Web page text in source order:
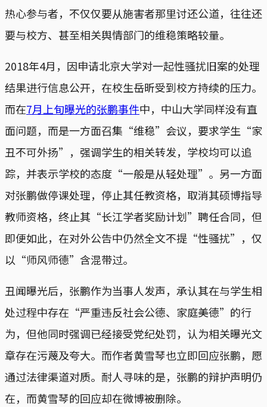
热心参与者，不仅仅要从施害者那里讨还公道，往往还
要与校方、甚至相关舆情部门的维稳策略较量。
2018年4月，因申请北京大学对一起性骚扰旧案的处理
结果进行信息公开，在校生岳昕受到校方持续的压力。
而在7月上旬曝光的张鹏事件中，中山大学同样没有直
面问题，而是一方面召集“维稳”会议，要求学生“家
丑不可外扬”，强调学生的相关转发，学校均可以追
踪，并表示学校的态度“一般是从轻处理”。另一方面
对张鹏做停课处理，停止其任教资格，取消其硕博指导
教师资格，终止其“长江学者奖励计划”聘任合同，但
即便如此，在对外公告中仍然全文不提“性骚扰”，仅
以“师风师德”含混带过。
丑闻曝光后，张鹏作为当事人发声，承认其在与学生相
处过程中存在“严重违反社会公德、家庭美德”的行
为，但他同时强调已经接受党纪处罚，认为相关曝光文
章存在污蔑及夸大。而作者黄雪琴也立即回应张鹏，愿
通过法律渠道对质。耐人寻味的是，张鹏的辩护声明仍
在，而黄雪琴的回应却在微博被删除。